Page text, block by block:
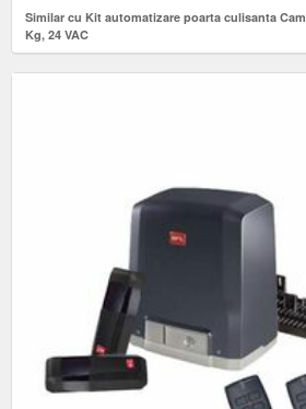
Similar cu Kit automatizare poarta culisanta
Kg, 24 VAC